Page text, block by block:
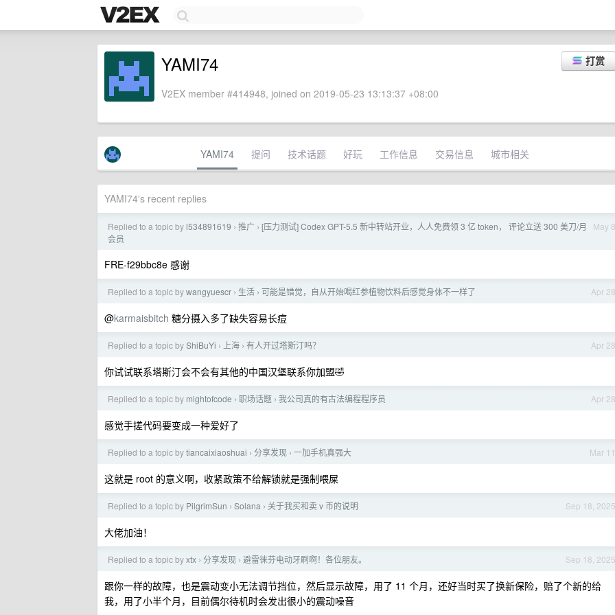
打赏
YAMI74
V2EX member #414948, joined on 2019-05-23 13:13:37 +08:00
YAMI74 提问 技术话题 好玩 工作信息 交易信息 城市相关
YAMI74's recent replies
May 8
Replied to a topic by l534891619 › 推广 › [压力测试] Codex GPT-5.5 新中转站开业，人人免费领 3 亿 token， 评论立送 300 美刀/月
会员
FRE-f29bbc8e 感谢
Apr 28
Replied to a topic bywangyuescr › 生活 › 可能是错觉，自从开始喝红参植物饮料后感觉身体不一样了
@karmaisbitch 糖分摄入多了缺失容易长痘
Apr 28
Replied to a topic byShiBuYi › 上海 › 有人开过塔斯汀吗？
你试试联系塔斯汀会不会有其他的中国汉堡联系你加盟🤣
Apr 28
Replied to a topic by mightofcode › 职场话题 › 我公司真的有古法编程程序员
感觉手搓代码要变成一种爱好了
Mar 11
Replied to a topic bytiancaixiaoshuai › 分享发现 › 一加手机真强大
这就是 root 的意义啊，收紧政策不给解锁就是强制喂屎
Sep 18, 2025
Replied to a topic by PilgrimSun › Solana › 关于我买和卖 v 币的说明
大佬加油！
Sep 18, 2025
Replied to a topic byxtx › 分享发现 › 避雷徕芬电动牙刷啊！各位朋友。
跟你一样的故障，也是震动变小无法调节挡位，然后显示故障，用了 11 个月，还好当时买了换新保险，赔了个新的给
我，用了小半个月，目前偶尔待机时会发出很小的震动噪音